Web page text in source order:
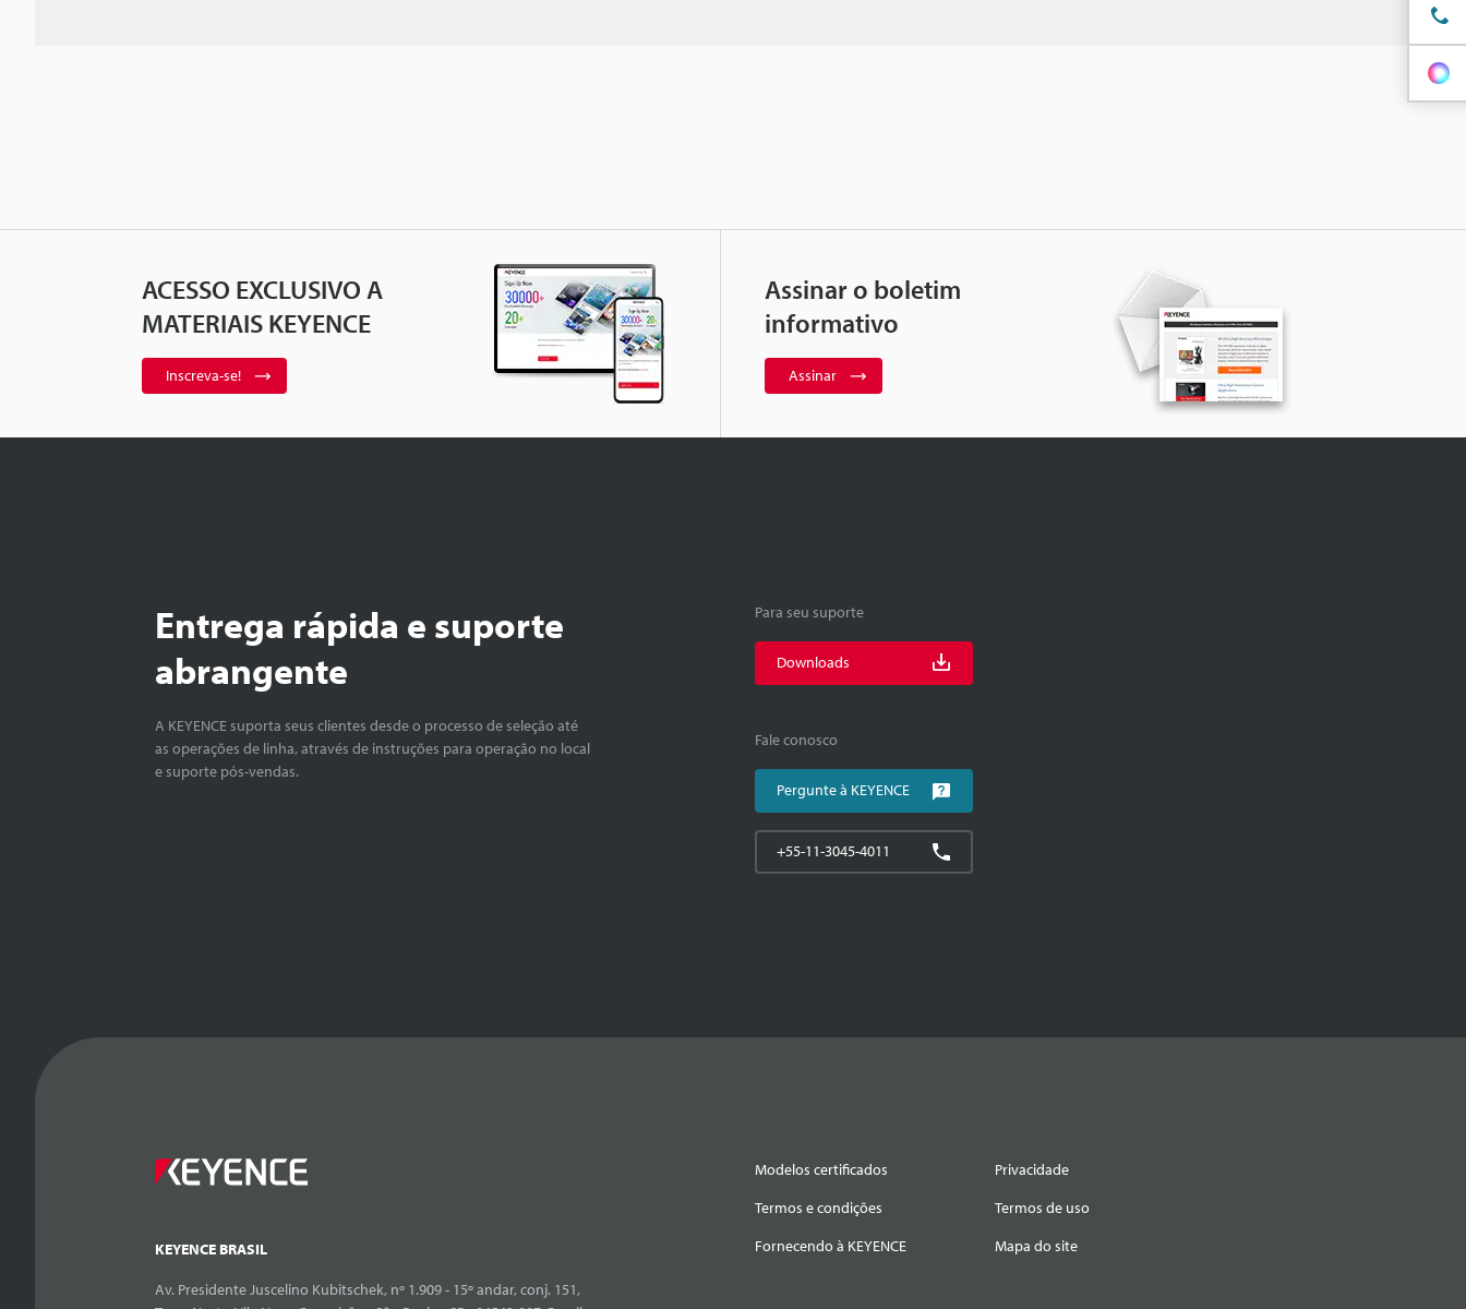
ACESSO EXCLUSIVO A
MATERIAIS KEYENCE
Inscreva-se!
Assinar o boletim
informativo
Assinar
Entrega rápida e suporte
abrangente
A KEYENCE suporta seus clientes desde o processo de seleção até
as operações de linha, através de instruções para operação no local
e suporte pós-vendas.
Para seu suporte
Downloads
Fale conosco
Pergunte à KEYENCE
+55-11-3045-4011
KEYENCE BRASIL
Av. Presidente Juscelino Kubitschek, nº 1.909 - 15º andar, conj. 151,
Modelos certificados
Privacidade
Termos e condições
Termos de uso
Fornecendo à KEYENCE
Mapa do site